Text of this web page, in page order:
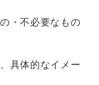
・不必要なもの
具体的なイメー